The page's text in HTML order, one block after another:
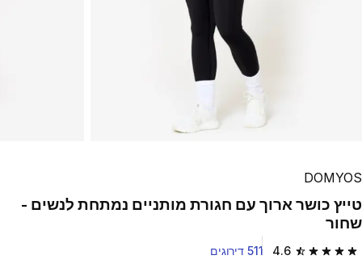
DOMYOS
טייץ כושר ארוך עם חגורת מותניים נמתחת לנשים -
שחור
4.6 4.6 out of 5 stars from 511 reviews 511 דירוגים